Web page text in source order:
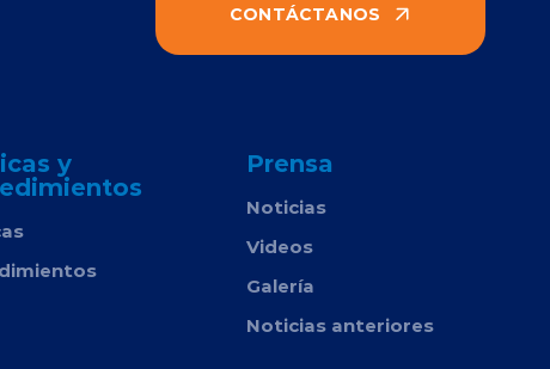
CONTÁCTANOS
y Prensa
Noticias
Videos
Galería
Noticias anteriores